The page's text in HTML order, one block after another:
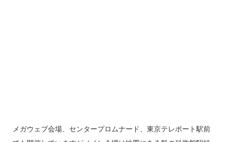
メガウェブ会場、センタープロムナード、東京テレポート駅前